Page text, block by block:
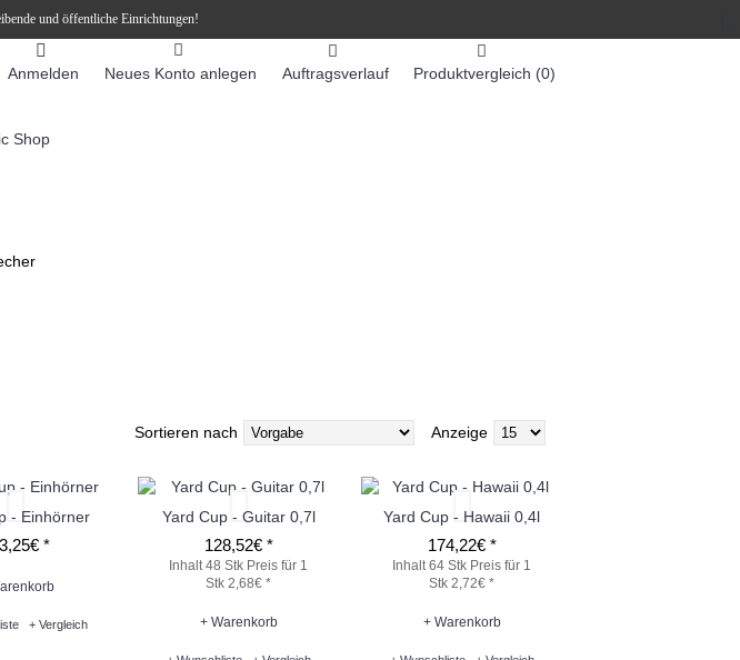
und öffentliche Einrichtungen!
Anmelden
Neues Konto anlegen Auftragsverlauf Produktvergleich (0)
Anzeige
Sortieren nach
- Einhörner
*
+ Vergleich
Yard Cup - Guitar 0,7l
128,52€ *
Inhalt 48 Stk Preis für 1
Stk 2,68€ *
+ Warenkorb
Yard Cup - Hawaii 0,4l
174,22€ *
Inhalt 64 Stk Preis für 1
Stk 2,72€ *
+ Warenkorb